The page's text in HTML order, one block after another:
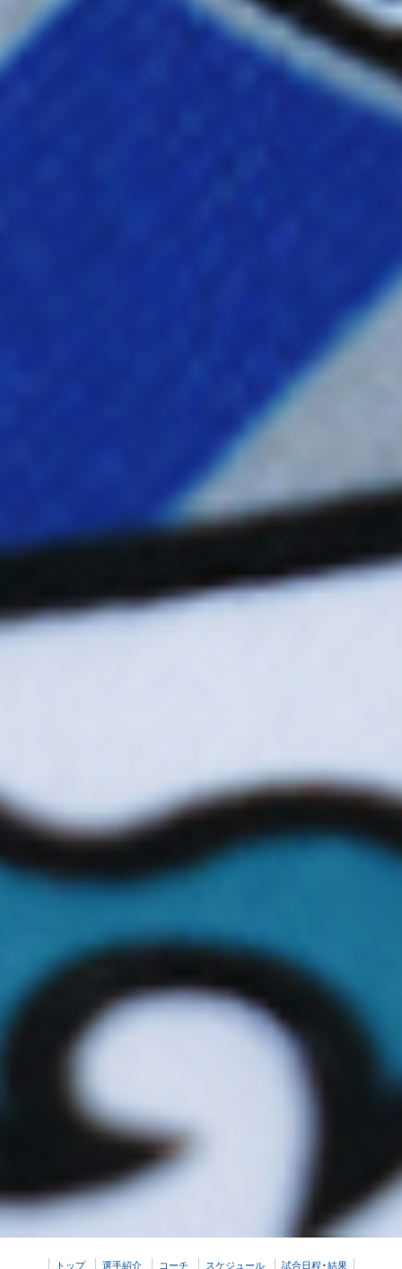
トップ 選手紹介 コーチ スケジュール 試合日程・結果